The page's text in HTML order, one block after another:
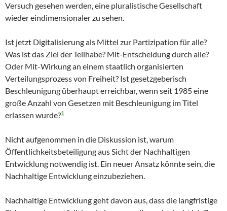
Versuch gesehen werden, eine pluralistische Gesellschaft
wieder eindimensionaler zu sehen.
Ist jetzt Digitalisierung als Mittel zur Partizipation für alle?
Was ist das Ziel der Teilhabe? Mit-Entscheidung durch alle?
Oder Mit-Wirkung an einem staatlich organisierten
Verteilungsprozess von Freiheit? Ist gesetzgeberisch
Beschleunigung überhaupt erreichbar, wenn seit 1985 eine
große Anzahl von Gesetzen mit Beschleunigung im Titel
erlassen wurde?1
Nicht aufgenommen in die Diskussion ist, warum
Öffentlichkeitsbeteiligung aus Sicht der Nachhaltigen
Entwicklung notwendig ist. Ein neuer Ansatz könnte sein, die
Nachhaltige Entwicklung einzubeziehen.
Nachhaltige Entwicklung geht davon aus, dass die langfristige